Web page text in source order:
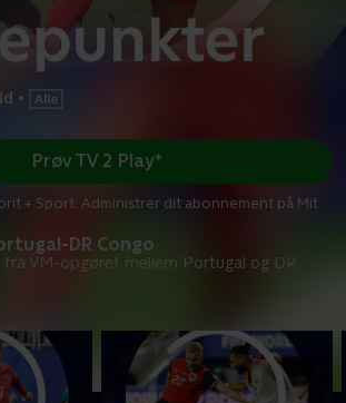
•
DR Congo
fra VM-opgøret mellem Portugal og DR
Prøv TV 2 Play*
+ Sport. Administrer dit abonnement på Mit